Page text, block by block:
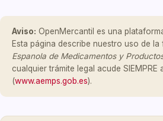
Aviso: OpenMercantil es una
Esta página describe nuestro uso de la
Espanola de Medicamentos y
cualquier trámite legal acude SIEMPRE
(www.aemps.gob.es).